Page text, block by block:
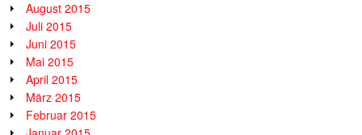
August 2015
Juli 2015
Juni 2015
Mai 2015
April 2015
März 2015
Februar 2015